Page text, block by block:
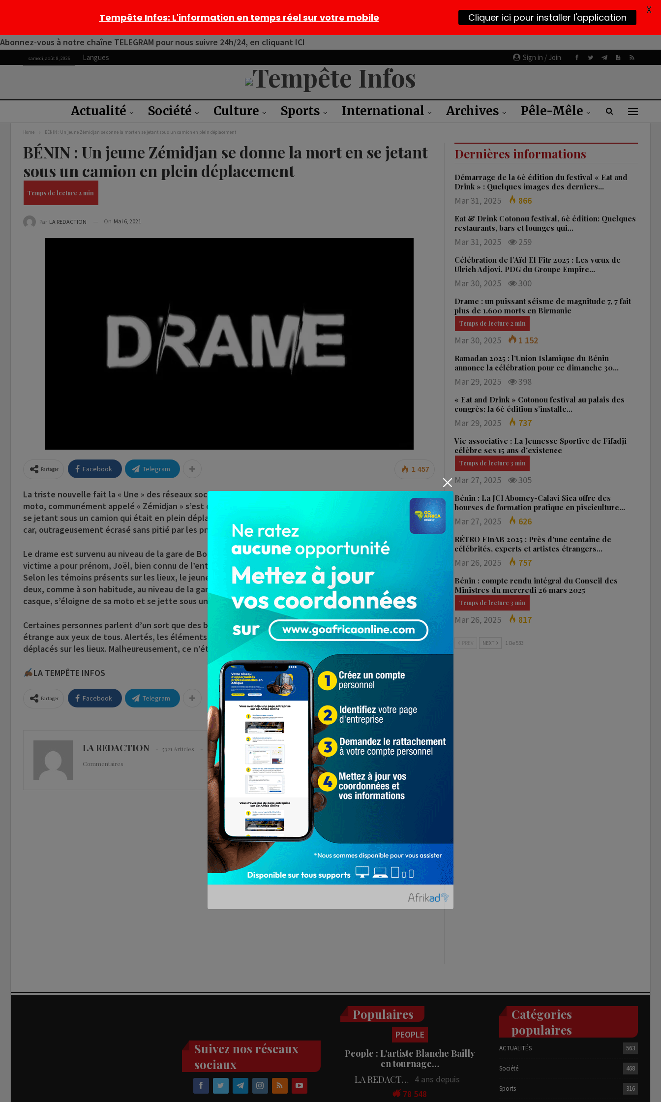
Abonnez-vous à notre chaîne TELEGRAM pour nous suivre 24h/24, en cliquant ICI
Sign in / Join
samedi, août 8, 2026 Langues
Actualité Société Culture Sports International Archives Pêle-Mêle
Home BÉNIN : Un jeune Zémidjan se donne la mort en se jetant sous un camion en plein déplacement
BÉNIN : Un jeune Zémidjan se donne la mort en se jetant
sous un camion en plein déplacement
Par LA REDACTION On Mai 6, 2021
1 457
Partager Facebook Telegram
La triste nouvelle fait la « Une » des réseaux sociaux depuis plusieurs heures. Un jeune conducteur de taxi-
moto, communément appelé « Zémidjan » s’est donné la mort dans l’après-midi de ce jeudi 06 mai 2021, en
se jetant sous un camion qui était en plein déplacement. Conséquence, il est en mort automatiquement,
car, outrageusement écrasé sans pitié par les pneus du véhicule gros porteur.
Le drame est survenu au niveau de la gare de Bohicon, à quelques encablures du marché principal. La
victime a pour prénom, Joël, bien connu de l’entourage où l’incident s’est produit.
Selon les témoins présents sur les lieux, le jeune conducteur de taxi-moto prenait sa pause entre midi et
deux, comme à son habitude, au niveau de la gare de Bohicon. Mais à la surprise générale, il enlève son
casque, s’éloigne de sa moto et se jette sous un camion qui était en déplacement à vive allure.
Certaines personnes parlent d’un sort que des bourreaux lui aurait jeté, au regard de son attitude très
étrange aux yeux de tous. Alertés, les éléments de la police républicaine et les sapeurs pompiers se sont
déplacés sur les lieux. Malheureusement, ce n’était que pour constater le décès le la victime.
LA TEMPÊTE INFOS
Partager Facebook Telegram
LA REDACTION 5321 Articles
0
Commentaires
Dernières informations
Démarrage de la 6è édition du festival « Eat and
Drink » : Quelques images des derniers…
Mar 31, 2025 866
Eat & Drink Cotonou festival, 6è édition: Quelques
restaurants, bars et lounges qui…
Mar 31, 2025 259
Célébration de l’Aïd El Fitr 2025 : Les vœux de
Ulrich Adjovi, PDG du Groupe Empire…
Mar 30, 2025 300
Drame : un puissant séisme de magnitude 7, 7 fait
plus de 1.600 morts en Birmanie
Mar 30, 2025 1 152
Ramadan 2025 : l’Union Islamique du Bénin
annonce la célébration pour ce dimanche 30…
Mar 29, 2025 398
« Eat and Drink » Cotonou festival au palais des
congrès: la 6è édition s’installe…
Mar 29, 2025 737
Vie associative : La Jeunesse Sportive de Fifadji
célèbre ses 15 ans d’existence
Mar 27, 2025 305
Bénin : La JCI Abomey-Calavi Sica offre des
bourses de formation pratique en pisciculture…
Mar 27, 2025 626
RÉTRO FInAB 2025 : Près d’une centaine de
célébrités, experts et artistes étrangers…
Mar 26, 2025 757
Bénin : compte rendu intégral du Conseil des
Ministres du mercredi 26 mars 2025
Mar 26, 2025 817
NEXT 1 De 533
Suivez nos réseaux
sociaux
Populaires
PEOPLE
People : L’artiste Blanche Bailly
en tournage…
LA REDACTION
4 ans depuis
78 548
Catégories
populaires
ACTUALITÉS 563
Société 468
Sports 316
Tempête Infos: L'information en temps réel sur votre mobile Cliquer ici pour installer l'application X